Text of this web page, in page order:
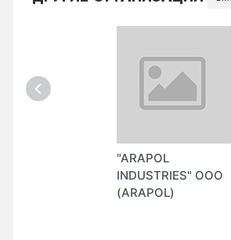
"ARAPOL
INDUSTRIES" ООО
(ARAPOL)